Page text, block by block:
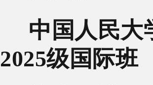
中国人民大
2025级国际班